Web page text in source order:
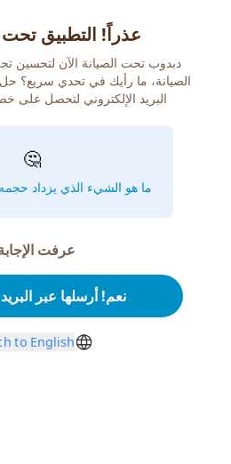
عذراً! التطبيق تحت
دبدوب تحت الصيانة الآن لتحسين
الصيانة، ما رأيك في تحدي سريع؟
البريد الإلكتروني لتحصل
🤔
ما هو الشيء الذي يزداد
عرفت
نعم! أرسلها عبر
to English